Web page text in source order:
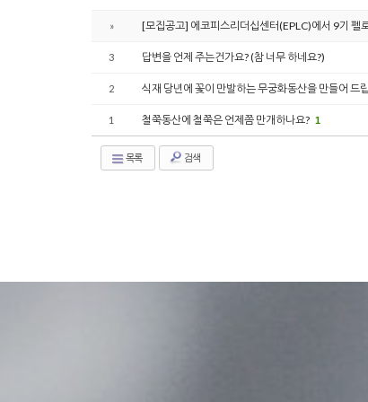
» [모집공고] 에코피스리더십센터(EPLC)에서 9기 펠
3 답변을 언제 주는건가요? (참 너무 하네요?)
2 식재 당년에 꽃이 만발하는 무궁화동산을 만들어 드
1 철쭉동산에 철쭉은 언제쯤 만개하나요? 1
목록 검색